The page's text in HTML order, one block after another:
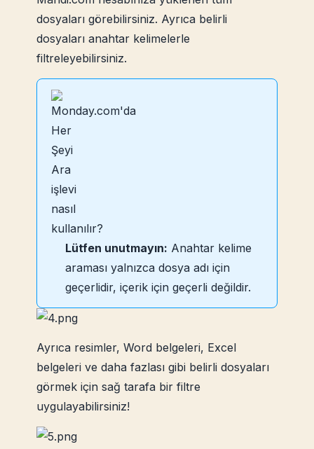
dosyaları görebilirsiniz. Ayrıca belirli
dosyaları anahtar kelimelerle
filtreleyebilirsiniz.
Lütfen unutmayın: Anahtar kelime
araması yalnızca dosya adı için
geçerlidir, içerik için geçerli değildir.
Ayrıca resimler, Word belgeleri, Excel
belgeleri ve daha fazlası gibi belirli dosyaları
görmek için sağ tarafa bir filtre
uygulayabilirsiniz!